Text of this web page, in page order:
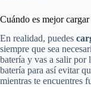
Cuándo es mejor
En realidad, puedes
siempre que sea
batería y vas a salir por
batería para así evitar
mientras te encuentres